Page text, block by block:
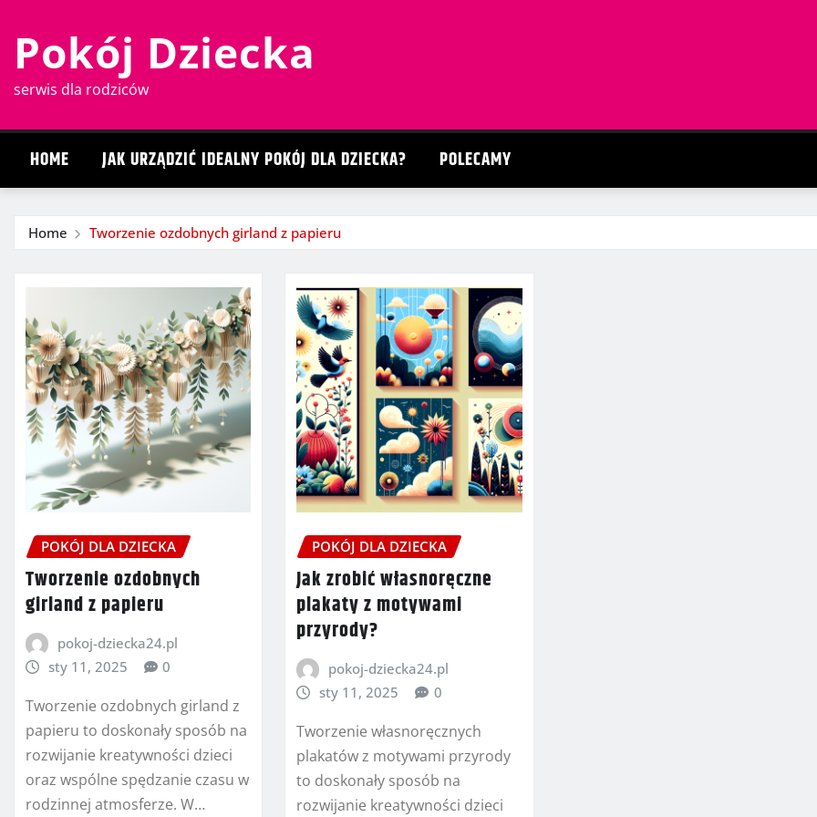
content
Pokój Dziecka
serwis dla rodziców
HOME JAK URZĄDZIĆ IDEALNY POKÓJ DLA DZIECKA? POLECAMY
Home Tworzenie ozdobnych girland z papieru
POKÓJ DLA DZIECKA
Tworzenie ozdobnych
girland z papieru
pokoj-dziecka24.pl
sty 11, 2025
0
Tworzenie ozdobnych girland z
papieru to doskonały sposób na
rozwijanie kreatywności dzieci
oraz wspólne spędzanie czasu w
rodzinnej atmosferze. W…
POKÓJ DLA DZIECKA
Jak zrobić własnoręczne
plakaty z motywami
przyrody?
pokoj-dziecka24.pl
sty 11, 2025
0
Tworzenie własnoręcznych
plakatów z motywami przyrody
to doskonały sposób na
rozwijanie kreatywności dzieci